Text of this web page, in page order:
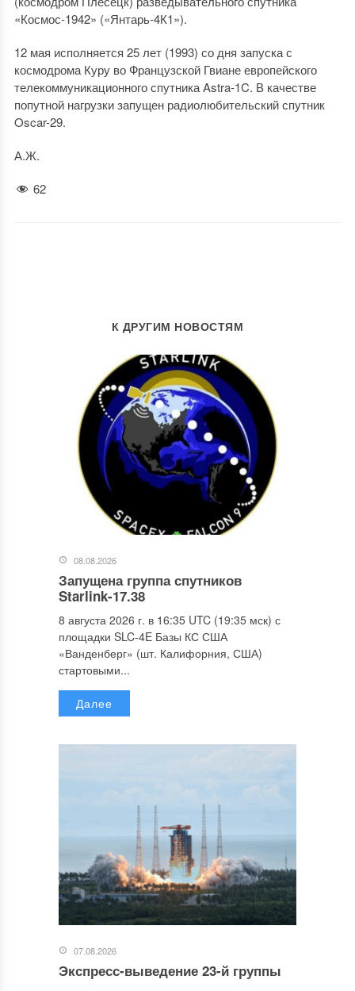
«Космос-1942» («Янтарь-4К1»).
12 мая исполняется 25 лет (1993) со дня запуска с
космодрома Куру во Французской Гвиане европейского
телекоммуникационного спутника Astra-1C. В качестве
попутной нагрузки запущен радиолюбительский спутник
Oscar-29.
А.Ж.
62
К ДРУГИМ НОВОСТЯМ
08.08.2026
Запущена группа спутников
Starlink-17.38
8 августа 2026 г. в 16:35 UTC (19:35 мск) с
площадки SLC-4E Базы КС США
«Ванденберг» (шт. Калифорния, США)
стартовыми...
Далее
07.08.2026
Экспресс-выведение 23-й группы